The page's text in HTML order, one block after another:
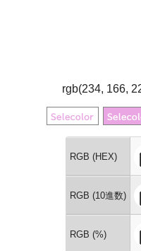
rgb(234, 166,
RGB (HEX)
RGB (10進数)
RGB (%)